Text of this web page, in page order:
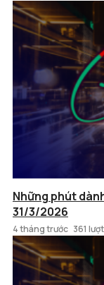
Những phút
31/3/2026
4 tháng trước 361